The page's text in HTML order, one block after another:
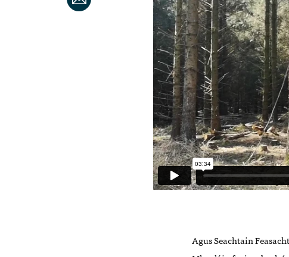
Agus Seachtain